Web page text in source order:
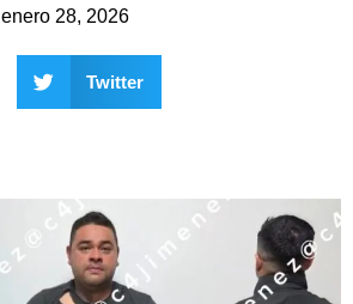
enero 28, 2026
Twitter